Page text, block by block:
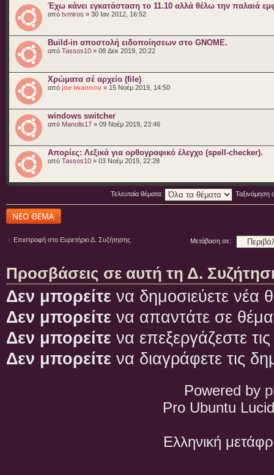
Έχω κάνει εγκατάσταση το 11.10 αλλά θέλω την παλαιά
από tvmiros » 30 Ιαν 2012, 16:52
Build-in αποστολή ειδοποίησεων στο GNOME.
από Tassos10 » 08 Δεκ 2019, 20:22
Χρώματα σέ αρχείο (file)
από joe iwannou » 15 Νοέμ 2019, 14:50
windows switcher
από Manolis17 » 09 Νοέμ 2019, 23:46
Απορίες: Λεξικά για ορθογραφικό έλεγχο (spell-checker).
από Tassos10 » 03 Νοέμ 2019, 22:28
Τελευταία θέματα: Ταξινόμηση
Δημιουργία νέου
θέματος
Επιστροφή στο Ευρετήριο Δ. Συζήτησης Μετάβαση σε:
Προσβάσεις σε αυτή τη Δ.
Δεν μπορείτε να δημοσιεύετε νέα
Δεν μπορείτε να απαντάτε σε
Δεν μπορείτε να επεξεργάζεστε
Δεν μπορείτε να διαγράφετε τις
Powered by
Pro Ubuntu
Ελληνική